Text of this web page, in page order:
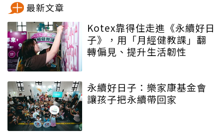
最新文章
Kotex靠得住走進《永續好日
子》，用「月經健教課」翻
轉偏見、提升生活韌性
永續好日子：樂家康基金會
讓孩子把永續帶回家